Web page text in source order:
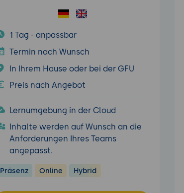
1 Tag - anpassbar
Termin nach Wunsch
In Ihrem Hause oder bei der GFU
Preis nach Angebot
Lernumgebung in der Cloud
Inhalte werden auf Wunsch an die
Anforderungen Ihres Teams
angepasst.
Präsenz Online Hybrid